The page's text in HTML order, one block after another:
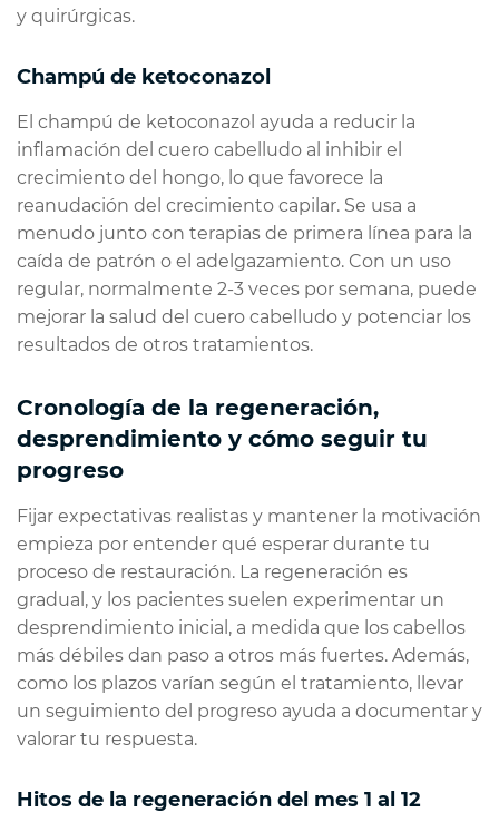
y quirúrgicas.
Champú de ketoconazol
El champú de ketoconazol ayuda a reducir la
inflamación del cuero cabelludo al inhibir el
crecimiento del hongo, lo que favorece la
reanudación del crecimiento capilar. Se usa a
menudo junto con terapias de primera línea para la
caída de patrón o el adelgazamiento. Con un uso
regular, normalmente 2-3 veces por semana, puede
mejorar la salud del cuero cabelludo y potenciar los
resultados de otros tratamientos.
Cronología de la regeneración,
desprendimiento y cómo seguir tu
progreso
Fijar expectativas realistas y mantener la motivación
empieza por entender qué esperar durante tu
proceso de restauración. La regeneración es
gradual, y los pacientes suelen experimentar un
desprendimiento inicial, a medida que los cabellos
más débiles dan paso a otros más fuertes. Además,
como los plazos varían según el tratamiento, llevar
un seguimiento del progreso ayuda a documentar y
valorar tu respuesta.
Hitos de la regeneración del mes 1 al 12